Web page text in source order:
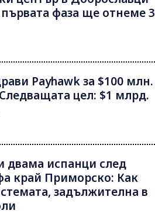
фаза ще отнеме 3
Payhawk за $100 млн.
цел: $1 млрд.
двама испанци след
край Приморско: Как
задължителна в